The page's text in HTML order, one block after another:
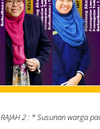
RAJAH 2 : * Susunan warga